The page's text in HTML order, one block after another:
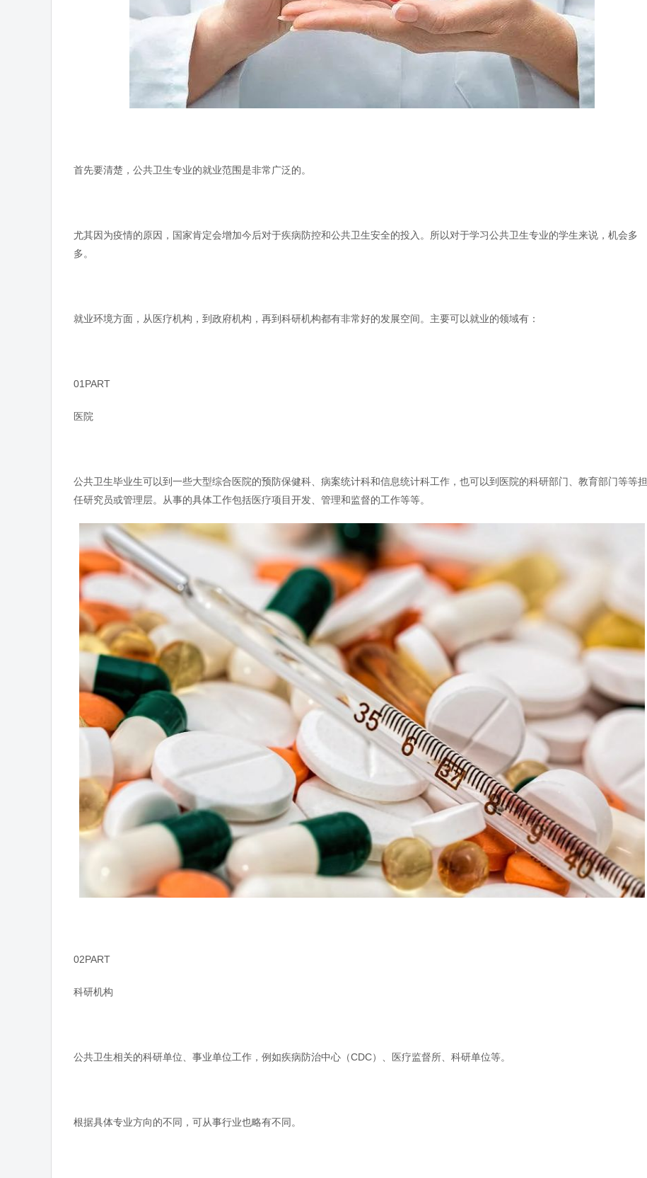
首先要清楚，公共卫生专业的就业范围是非常广泛的。
尤其因为疫情的原因，国家肯定会增加今后对于疾病防控和公共卫生安全的投入。所以对于学习公共卫生专业的学生来说，机会多
多。
就业环境方面，从医疗机构，到政府机构，再到科研机构都有非常好的发展空间。主要可以就业的领域有：
01PART
医院
公共卫生毕业生可以到一些大型综合医院的预防保健科、病案统计科和信息统计科工作，也可以到医院的科研部门、教育部门等等担
任研究员或管理层。从事的具体工作包括医疗项目开发、管理和监督的工作等等。
02PART
科研机构
公共卫生相关的科研单位、事业单位工作，例如疾病防治中心（CDC）、医疗监督所、科研单位等。
根据具体专业方向的不同，可从事行业也略有不同。